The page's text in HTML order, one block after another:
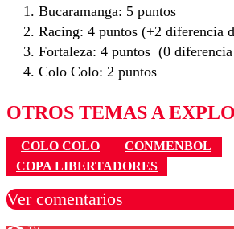
Bucaramanga: 5 puntos
Racing: 4 puntos (+2 diferencia
Fortaleza: 4 puntos (0
Colo Colo: 2 puntos
OTROS TEMAS A
COLO COLO
CONMENBOL
COPA LIBERTADORES
Ver comentarios